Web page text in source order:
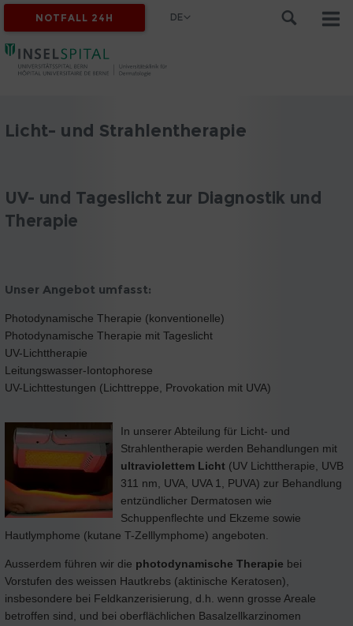
NOTFALL 24H DE
Licht- und Strahlentherapie
UV- und Tageslicht zur Diagnostik und
Therapie
Unser Angebot umfasst:
Photodynamische Therapie (konventionelle)
Photodynamische Therapie mit Tageslicht
UV-Lichttherapie
Leitungswasser-Iontophorese
UV-Lichttestungen (Lichttreppe, Provokation mit UVA)
In unserer Abteilung für Licht- und
Strahlentherapie werden Behandlungen mit
ultraviolettem Licht (UV Lichttherapie, UVB
311 nm, UVA, UVA 1, PUVA) zur Behandlung
entzündlicher Dermatosen wie
Schuppenflechte und Ekzeme sowie
Hautlymphome (kutane T-Zelllymphome) angeboten.
Ausserdem führen wir die photodynamische Therapie bei
Vorstufen des weissen Hautkrebs (aktinische Keratosen),
insbesondere bei Feldkanzerisierung, d.h. wenn grosse Areale
betroffen sind, und bei oberflächlichen Basalzellkarzinomen